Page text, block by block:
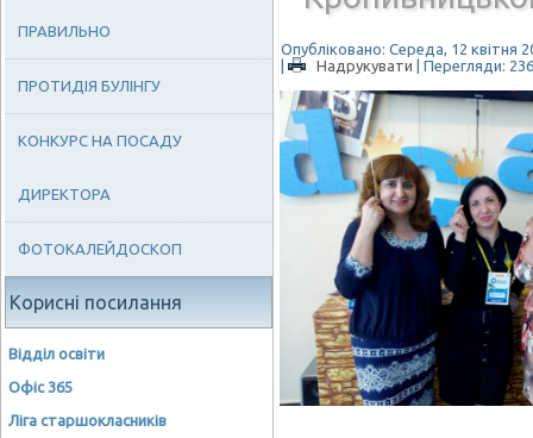
ПРАВИЛЬНО
ПРОТИДІЯ БУЛІНГУ
КОНКУРС НА ПОСАДУ
ДИРЕКТОРА
ФОТОКАЛЕЙДОСКОП
Корисні посилання
Відділ освіти
Офіс 365
Ліга старшокласників
Опубліковано: Середа, 12 квітня
Надрукувати | Перегляди: